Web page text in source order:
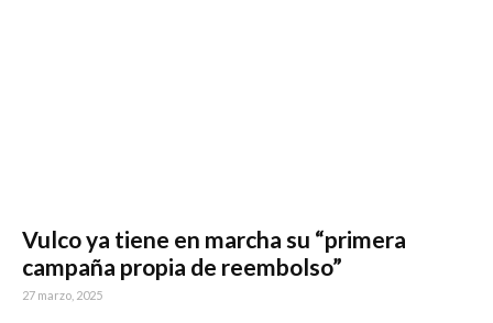
Vulco ya tiene en marcha su “primera
campaña propia de reembolso”
27 marzo, 2025